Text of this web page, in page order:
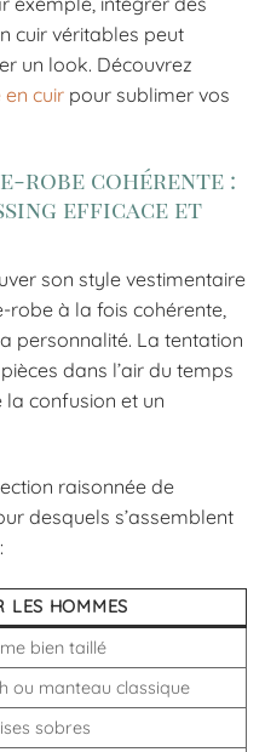
cuir véritables peut
un look. Découvrez
en cuir pour sublimer vos
robe cohérente :
efficace et
son style vestimentaire
robe à la fois cohérente,
personnalité. La tentation
dans l’air du temps
confusion et un
raisonnée de
desquels s’assemblent
LES HOMMES
bien taillé
ou manteau classique
sobres